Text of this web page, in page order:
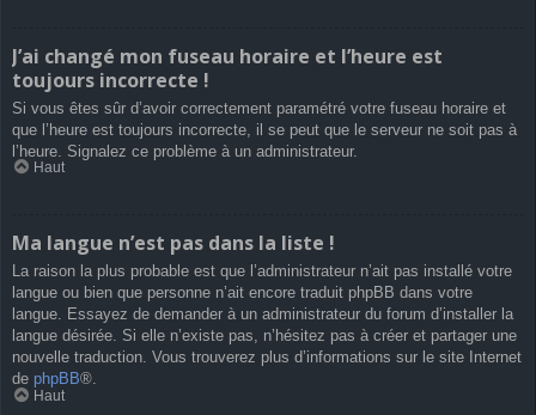
J’ai changé mon fuseau horaire et l’heure est
toujours incorrecte !
Si vous êtes sûr d’avoir correctement paramétré votre fuseau horaire et
que l’heure est toujours incorrecte, il se peut que le serveur ne soit pas à
l’heure. Signalez ce problème à un administrateur.
Haut
Ma langue n’est pas dans la liste !
La raison la plus probable est que l’administrateur n’ait pas installé votre
langue ou bien que personne n’ait encore traduit phpBB dans votre
langue. Essayez de demander à un administrateur du forum d’installer la
langue désirée. Si elle n’existe pas, n’hésitez pas à créer et partager une
nouvelle traduction. Vous trouverez plus d’informations sur le site Internet
de phpBB®.
Haut